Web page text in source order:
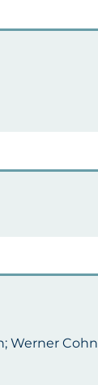
Werner Cohn